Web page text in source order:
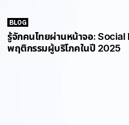
BLOG
รู้จักคนไทยผ่านหน้าจอ:
พฤติกรรมผู้บริโภคในปี 2025